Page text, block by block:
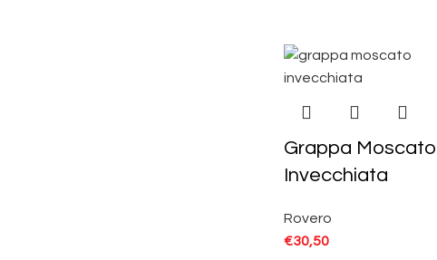
Grappa Moscato
Invecchiata
Rovero
€30,50